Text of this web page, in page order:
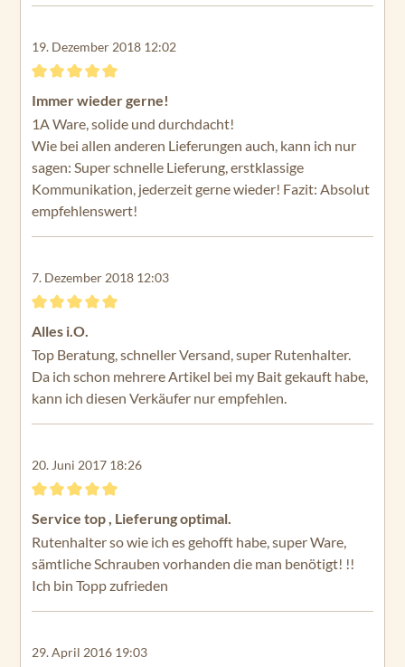
19. Dezember 2018 12:02
Bewertung mit 5 von 5 Sternen
Immer wieder gerne!
1A Ware, solide und durchdacht!
Wie bei allen anderen Lieferungen auch, kann ich nur
sagen: Super schnelle Lieferung, erstklassige
Kommunikation, jederzeit gerne wieder! Fazit: Absolut
empfehlenswert!
7. Dezember 2018 12:03
Bewertung mit 5 von 5 Sternen
Alles i.O.
Top Beratung, schneller Versand, super Rutenhalter.
Da ich schon mehrere Artikel bei my Bait gekauft habe,
kann ich diesen Verkäufer nur empfehlen.
20. Juni 2017 18:26
Bewertung mit 5 von 5 Sternen
Service top , Lieferung optimal.
Rutenhalter so wie ich es gehofft habe, super Ware,
sämtliche Schrauben vorhanden die man benötigt! !!
Ich bin Topp zufrieden
29. April 2016 19:03